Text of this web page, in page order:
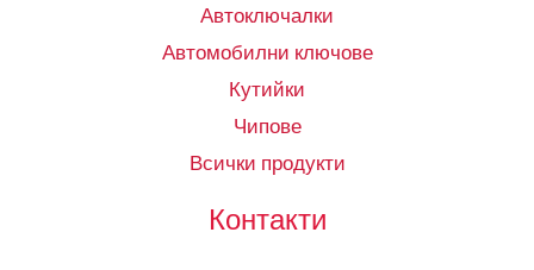
Автоключалки
Автомобилни ключове
Кутийки
Чипове
Всички продукти
Контакти